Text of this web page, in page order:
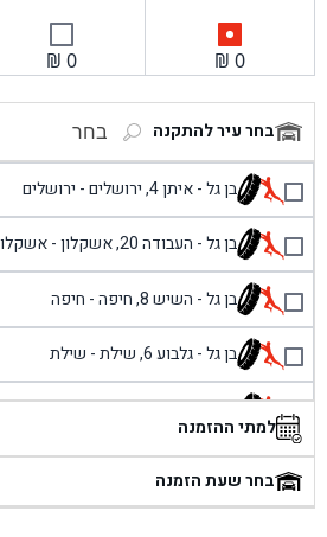
₪ 0
₪ 0
בחר עיר להתקנה בחר
בן גל - איתן 4, ירושלים - ירושלים
בן גל - העבודה 20, אשקלון - אשקלון
בן גל - השיש 8, חיפה - חיפה
בן גל - גלבוע 6, שילת - שילת
בן גל - פוריידיס, כניסה צפונית מול כביש 4 -
בן גל - שכונת אזור תעשייה זעירה,
למתי ההזמנה
בחר שעת הזמנה